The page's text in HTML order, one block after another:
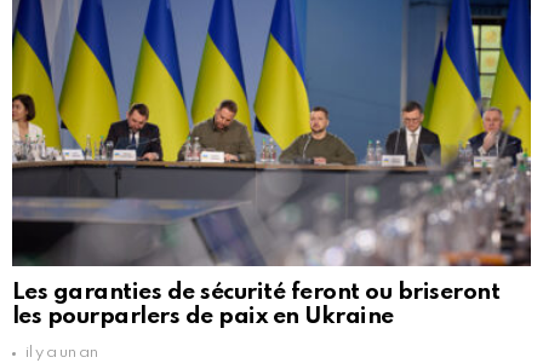
Les garanties de sécurité feront ou briseront
les pourparlers de paix en Ukraine
il y a un an